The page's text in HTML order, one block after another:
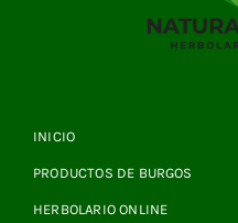
INICIO
PRODUCTOS DE BURGOS
HERBOLARIO ONLINE